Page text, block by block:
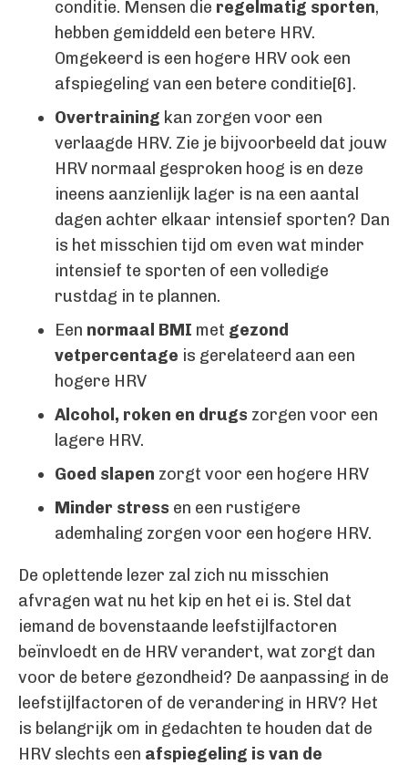
conditie. Mensen die regelmatig sporten,
hebben gemiddeld een betere HRV.
Omgekeerd is een hogere HRV ook een
afspiegeling van een betere conditie[6].
Overtraining kan zorgen voor een
verlaagde HRV. Zie je bijvoorbeeld dat jouw
HRV normaal gesproken hoog is en deze
ineens aanzienlijk lager is na een aantal
dagen achter elkaar intensief sporten? Dan
is het misschien tijd om even wat minder
intensief te sporten of een volledige
rustdag in te plannen.
Een normaal BMI met gezond
vetpercentage is gerelateerd aan een
hogere HRV
Alcohol, roken en drugs zorgen voor een
lagere HRV.
Goed slapen zorgt voor een hogere HRV
Minder stress en een rustigere
ademhaling zorgen voor een hogere HRV.
De oplettende lezer zal zich nu misschien
afvragen wat nu het kip en het ei is. Stel dat
iemand de bovenstaande leefstijlfactoren
beïnvloedt en de HRV verandert, wat zorgt dan
voor de betere gezondheid? De aanpassing in de
leefstijlfactoren of de verandering in HRV? Het
is belangrijk om in gedachten te houden dat de
HRV slechts een afspiegeling is van de